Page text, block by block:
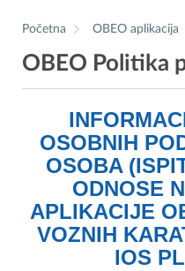
Početna OBEO aplikacija
OBEO Politika
OSOBNIH
OSOBA
ODNOSE
APLIKACIJE
VOZNIH
IOS